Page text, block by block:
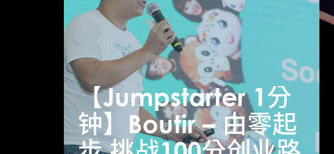
【Jumpstarter 1分
钟】Boutir – 由零起